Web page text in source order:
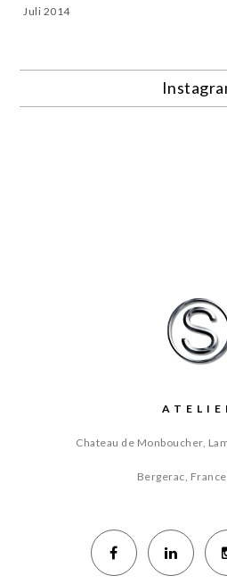
Juli 2014
Chateau de Monboucher,
Bergerac, France